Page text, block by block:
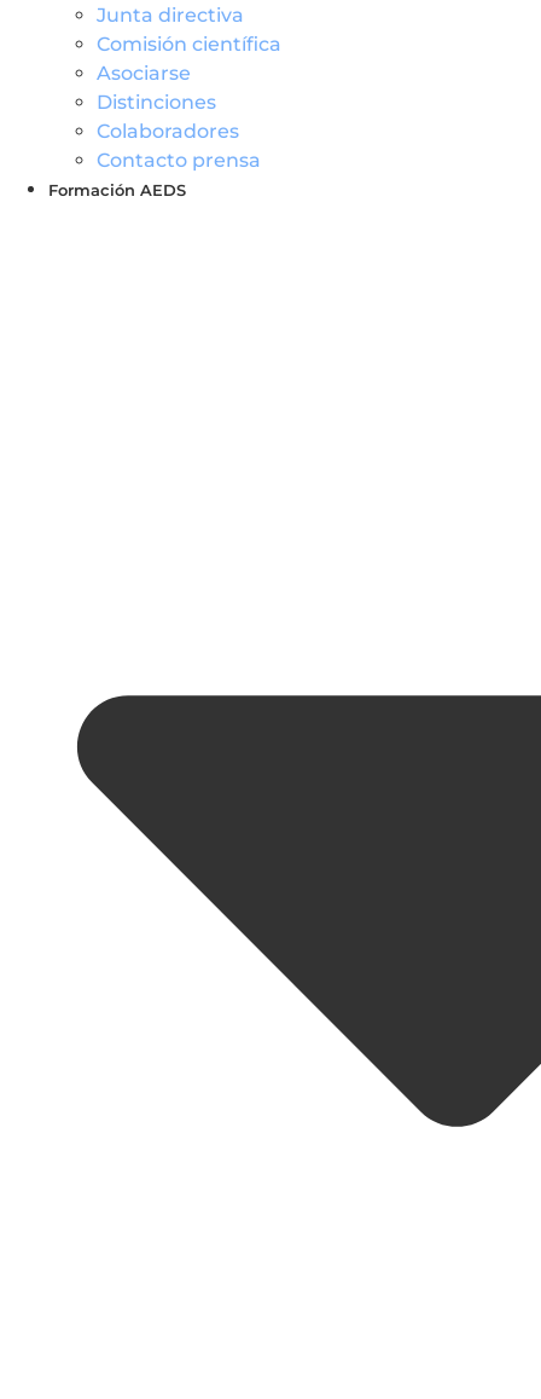
Junta directiva
Comisión científica
Asociarse
Distinciones
Colaboradores
Contacto prensa
Formación AEDS